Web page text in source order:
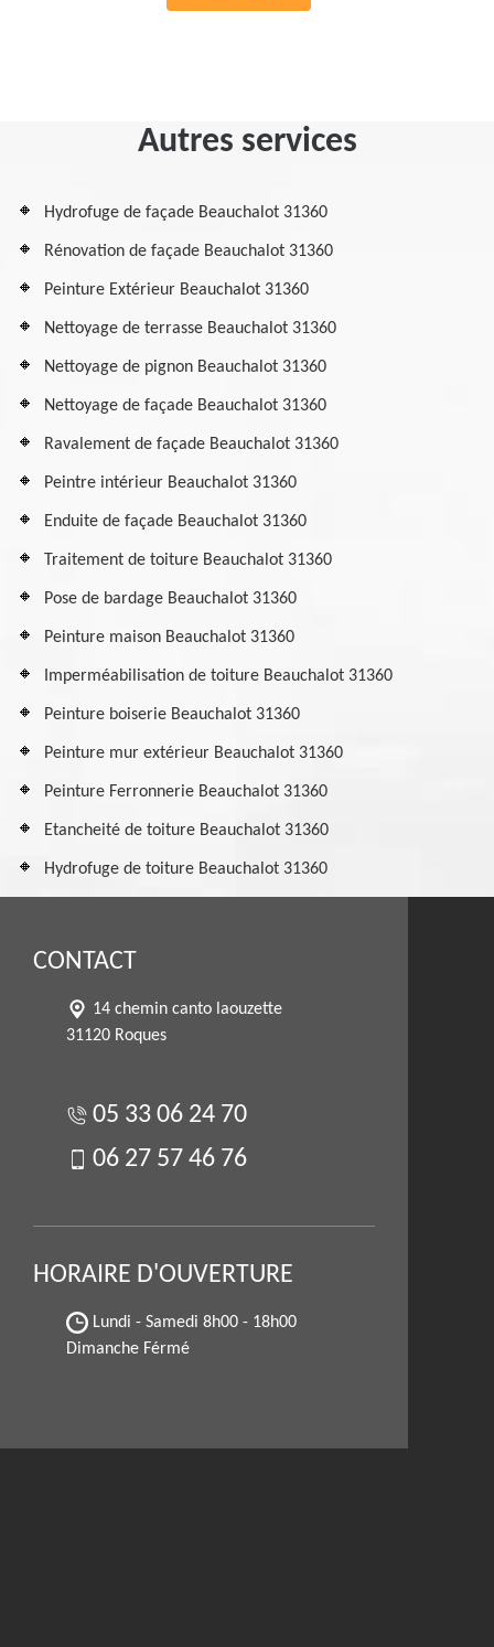
Autres services
Hydrofuge de façade Beauchalot 31360
Rénovation de façade Beauchalot 31360
Peinture Extérieur Beauchalot 31360
Nettoyage de terrasse Beauchalot 31360
Nettoyage de pignon Beauchalot 31360
Nettoyage de façade Beauchalot 31360
Ravalement de façade Beauchalot 31360
Peintre intérieur Beauchalot 31360
Enduite de façade Beauchalot 31360
Traitement de toiture Beauchalot 31360
Pose de bardage Beauchalot 31360
Peinture maison Beauchalot 31360
Imperméabilisation de toiture Beauchalot 31360
Peinture boiserie Beauchalot 31360
Peinture mur extérieur Beauchalot 31360
Peinture Ferronnerie Beauchalot 31360
Etancheité de toiture Beauchalot 31360
Hydrofuge de toiture Beauchalot 31360
CONTACT
14 chemin canto laouzette
31120 Roques
05 33 06 24 70
06 27 57 46 76
HORAIRE D'OUVERTURE
Lundi - Samedi 8h00 - 18h00
Dimanche Férmé